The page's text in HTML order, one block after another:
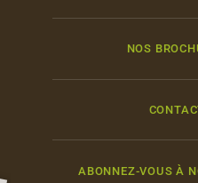
NOS
ABONNEZ-VOUS À